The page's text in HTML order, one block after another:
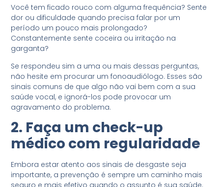
Você tem ficado rouco com alguma frequência? Sente
dor ou dificuldade quando precisa falar por um
período um pouco mais prolongado?
Constantemente sente coceira ou irritação na
garganta?
Se respondeu sim a uma ou mais dessas perguntas,
não hesite em procurar um fonoaudiólogo. Esses são
sinais comuns de que algo não vai bem com a sua
saúde vocal, e ignorá-los pode provocar um
agravamento do problema.
2. Faça um check-up
médico com regularidade
Embora estar atento aos sinais de desgaste seja
importante, a prevenção é sempre um caminho mais
seguro e mais efetivo quando o assunto é sua saúde.